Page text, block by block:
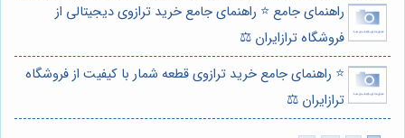
راهنمای جامع ⭐️ راهنمای جامع خرید ترازوی دیجیتالی از
فروشگاه ترازایران ⚖️
⭐️ راهنمای جامع خرید ترازوی قطعه شمار با کیفیت از فروشگاه
ترازایران ⚖️